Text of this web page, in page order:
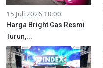
15 Juli 2026 10:00
Harga Bright Gas Resmi
Turun,...